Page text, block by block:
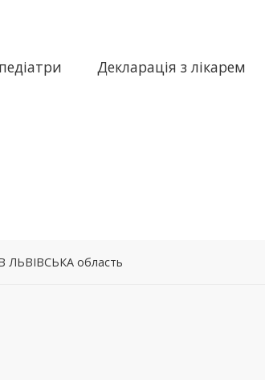
Декларація з лікарем
ЛЬВІВСЬКА область